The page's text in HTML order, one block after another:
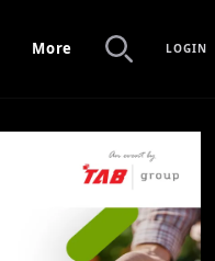
More LOGIN